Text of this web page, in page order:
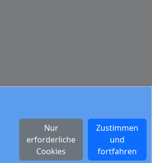
Zustimmen
und
fortfahren
Nur
erforderliche
Cookies